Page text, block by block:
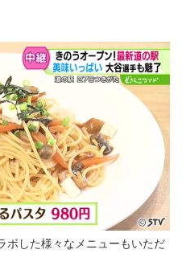
ボした様々なメニューもいただ